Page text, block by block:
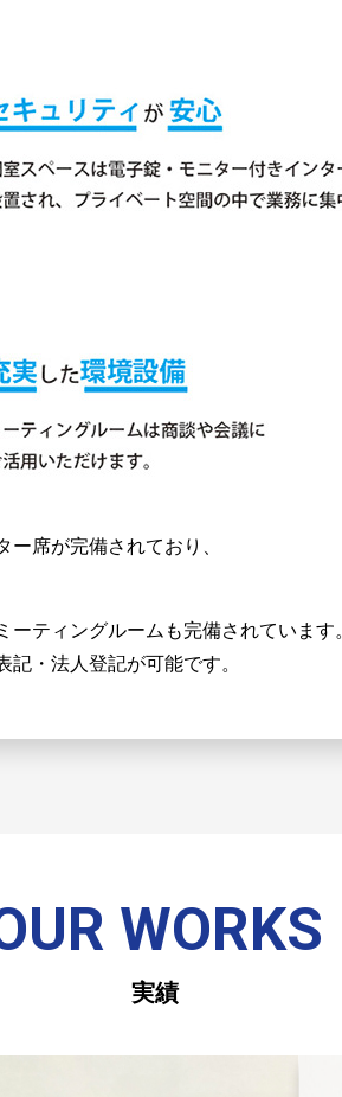
席が完備されており、
ティングルームも完備されています。
・法人登記が可能です。
WORKS
実績